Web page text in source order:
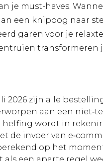
je must-haves.
een knipoog naar
garen voor je
transformeren
2026 zijn alle
aan een
heffing wordt in
de invoer van
op het